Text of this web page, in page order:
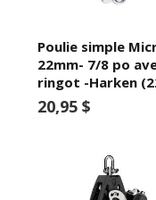
Poulie simple
22mm- 7/8 po
ringot -Harken
20,95 $